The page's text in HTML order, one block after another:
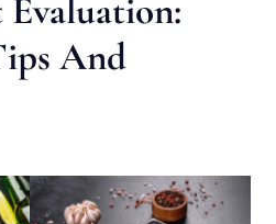
And